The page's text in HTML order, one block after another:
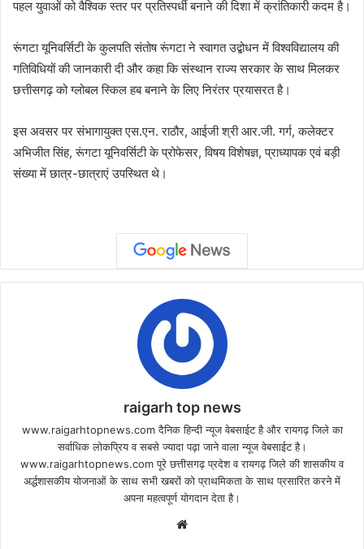
पहल युवाओं को वैश्विक स्तर पर प्रतिस्पर्धी बनाने की दिशा में क्रांतिकारी कदम है।
रूंगटा यूनिवर्सिटी के कुलपति संतोष रूंगटा ने स्वागत उद्बोधन में विश्वविद्यालय की
गतिविधियों की जानकारी दी और कहा कि संस्थान राज्य सरकार के साथ मिलकर
छत्तीसगढ़ को ग्लोबल स्किल हब बनाने के लिए निरंतर प्रयासरत है।
इस अवसर पर संभागायुक्त एस.एन. राठौर, आईजी श्री आर.जी. गर्ग, कलेक्टर
अभिजीत सिंह, रूंगटा यूनिवर्सिटी के प्रोफेसर, विषय विशेषज्ञ, प्राध्यापक एवं बड़ी
संख्या में छात्र-छात्राएं उपस्थित थे।
raigarh top news
www.raigarhtopnews.com दैनिक हिन्दी न्यूज वेबसाईट है और रायगढ़ जिले का
सर्वाधिक लोकप्रिय व सबसे ज्यादा पढ़ा जाने वाला न्यूज वेबसाईट है।
www.raigarhtopnews.com पूरे छत्तीसगढ़ प्रदेश व रायगढ़ जिले की शासकीय व
अर्द्धशासकीय योजनाओं के साथ सभी खबरों को प्राथमिकता के साथ प्रसारित करने में
अपना महत्वपूर्ण योगदान देता है।